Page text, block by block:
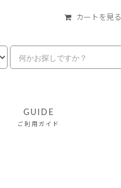
カートを見る
GUIDE
ご利用ガイド